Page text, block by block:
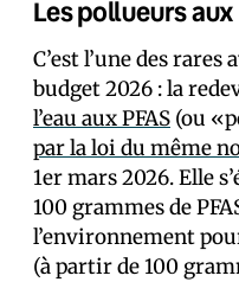
Les pollueurs
C’est l’une des
budget 2026 : la
l’eau aux PFAS (ou
par la loi du même
1er mars 2026. Elle
100 grammes de
l’environnement
(à partir de 100